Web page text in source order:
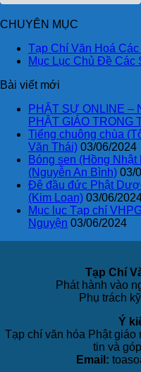
CHUYÊN MỤC
Tạp Chí Văn Hoá Các
Mục Lục Chủ Đề Các
Bài viết mới
PHẬT SỰ ONLINE –
PHẬT GIÁO TRONG
Tiếng chuông chùa
Văn Thái) 03/06/2024
Bóng sen (Hồng
(Nguyễn An Bình) 03/
Đê đầu đức Phật
(Kim Loan) 03/06/
Mục lục Tạp chí
Nguyện 03/06/2024
Tạp Chí
Phát hành vào
Phụ trách
Ý
Tạp chí văn hóa Phật giáo
tin và
Email: